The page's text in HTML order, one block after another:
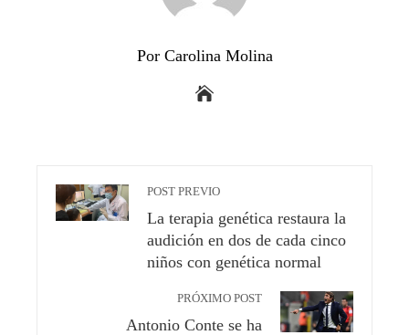
Por Carolina Molina
POST PREVIO
La terapia genética restaura la
audición en dos de cada cinco
niños con genética normal
PRÓXIMO POST
Antonio Conte se ha